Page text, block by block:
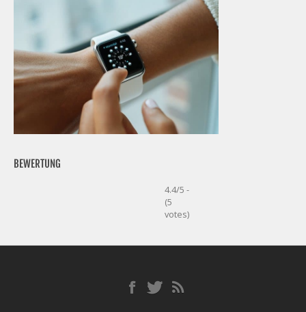
BEWERTUNG
4.4/5 -
(5
votes)